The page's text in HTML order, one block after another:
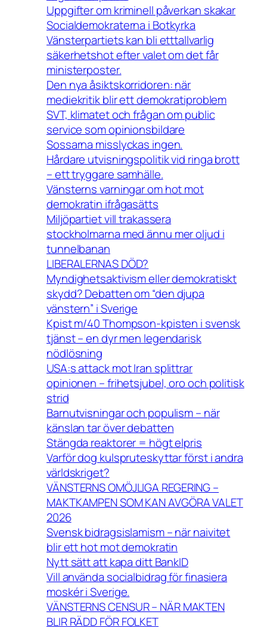
Uppgifter om kriminell påverkan skakar
Socialdemokraterna i Botkyrka
Vänsterpartiets kan bli etttallvarlig
säkerhetshot efter valet om det får
ministerposter.
Den nya åsiktskorridoren: när
mediekritik blir ett demokratiproblem
SVT, klimatet och frågan om public
service som opinionsbildare
Sossarna misslyckas ingen.
Hårdare utvisningspolitik vid ringa brott
– ett tryggare samhälle.
Vänsterns varningar om hot mot
demokratin ifrågasätts
Miljöpartiet vill trakassera
stockholmarna med ännu mer oljud i
tunnelbanan
LIBERALERNAS DÖD?
Myndighetsaktivism eller demokratiskt
skydd? Debatten om “den djupa
vänstern” i Sverige
Kpist m/40 Thompson-kpisten i svensk
tjänst – en dyr men legendarisk
nödlösning
USA:s attack mot Iran splittrar
opinionen – frihetsjubel, oro och politisk
strid
Barnutvisningar och populism – när
känslan tar över debatten
Stängda reaktorer = högt elpris
Varför dog kulspruteskyttar först i andra
världskriget?
VÄNSTERNS OMÖJLIGA REGERING –
MAKTKAMPEN SOM KAN AVGÖRA VALET
2026
Svensk bidragsislamism – när naivitet
blir ett hot mot demokratin
Nytt sätt att kapa ditt BankID
Vill använda socialbidrag för finasiera
moskér i Sverige.
VÄNSTERNS CENSUR – NÄR MAKTEN
BLIR RÄDD FÖR FOLKET